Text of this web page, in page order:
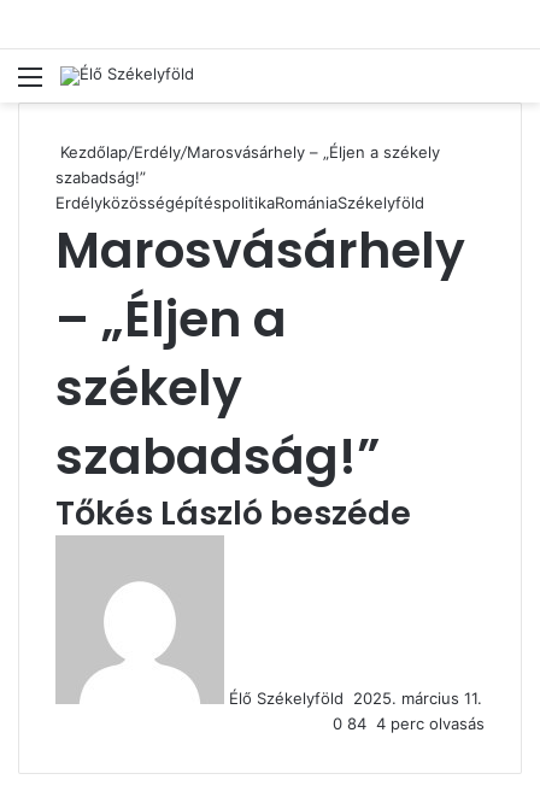
Menü
Kezdőlap/Erdély/Marosvásárhely – „Éljen a székely
szabadság!”
ErdélyközösségépítéspolitikaRomániaSzékelyföld
Marosvásárhely
– „Éljen a
székely
szabadság!”
Tőkés László beszéde
Élő Székelyföld
2025. március 11.
0 84 4 perc olvasás